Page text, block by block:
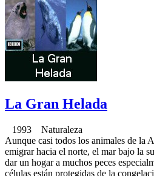
La Gran Helada
1993 Naturaleza
Aunque casi todos los animales de la
emigrar hacia el norte, el mar bajo la
dar un hogar a muchos peces
células están protegidas de la